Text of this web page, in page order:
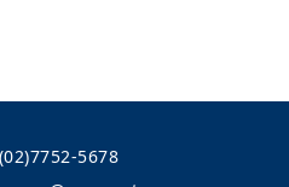
(02)7752-5678